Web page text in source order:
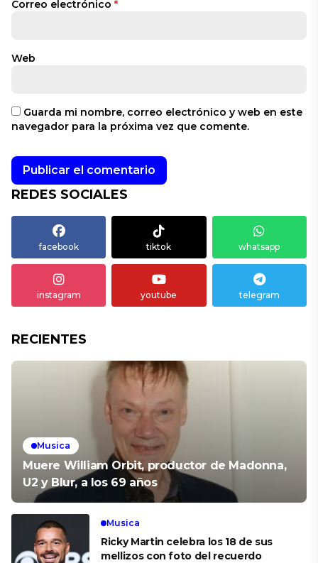
Correo electrónico *
Web
Guarda mi nombre, correo electrónico y web en este
navegador para la próxima vez que comente.
REDES SOCIALES
facebook tiktok whatsapp
instagram youtube telegram
RECIENTES
Musica
Muere William Orbit, productor de Madonna,
U2 y Blur, a los 69 años
Musica
Ricky Martin celebra los 18 de sus
mellizos con foto del recuerdo